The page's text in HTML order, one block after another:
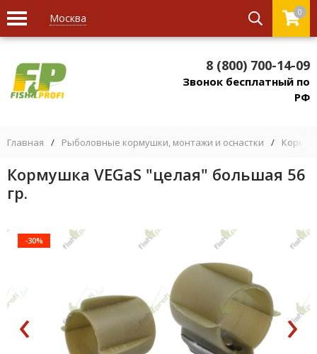
Москва 0
8 (800) 700-14-09
Звонок бесплатный по
РФ
Главная / Рыболовные кормушки, монтажи и оснастки /
Кормушка VEGaS "целая" большая 56
гр.
-30%
‹ ›